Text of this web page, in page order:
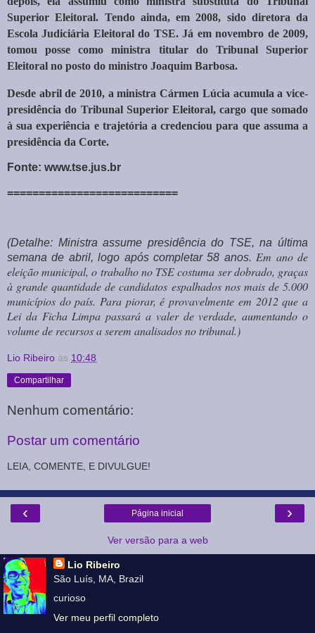
Superior Eleitoral. Tendo ainda, em 2008, sido diretora da
Escola Judiciária Eleitoral do TSE. Já em novembro de 2009,
tomou posse como ministra titular do Tribunal Superior
Eleitoral no posto do ministro Joaquim Barbosa.
Desde abril de 2010, a ministra Cármen Lúcia acumula a vice-
presidência do Tribunal Superior Eleitoral, cargo que somado
à sua experiência e trajetória a credenciou para que assuma a
presidência da Corte.
Fonte: www.tse.jus.br
===========================
(Detalhe: Ministra assume presidência do TSE, na última
semana de abril, logo após completar 58 anos. Em ano de
eleição municipal, o trabalho no TSE costuma ser dobrado, graças
à grande quantidade de candidatos espalhados nos mais de 5.000
municípios do país. Para piorar, é provavelmente em 2012 que a
Lei da Ficha Limpa passará a valer de verdade, aumentando o
volume de recursos a serem analisados no tribunal.)
Lio Ribeiro às 10:48
Compartilhar
Nenhum comentário:
Postar um comentário
LEIA, COMENTE, E DIVULGUE!
‹ ›
Página inicial
Ver versão para a web
Lio Ribeiro
São Luís, MA, Brazil
curioso
Ver meu perfil completo